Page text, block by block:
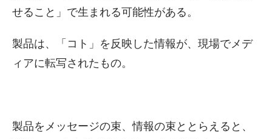
せること」で生まれる可能性がある。
製品は、「コト」を反映した情報が、現場でメデ
ィアに転写されたもの。
製品をメッセージの束、情報の束ととらえると、